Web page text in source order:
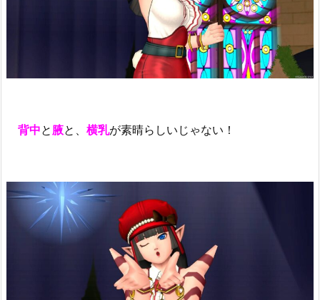
背中と 腋と、 横乳が素晴らしいじゃない！